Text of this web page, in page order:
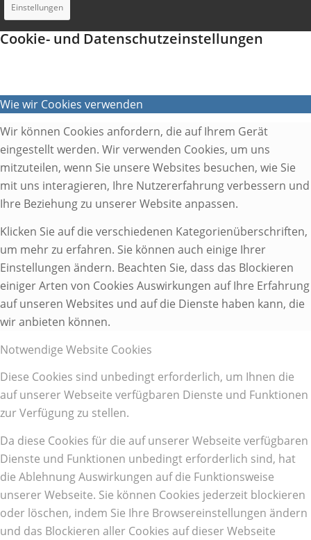
Einstellungen
Cookie- und Datenschutzeinstellungen
Wie wir Cookies verwenden
Wir können Cookies anfordern, die auf Ihrem Gerät
eingestellt werden. Wir verwenden Cookies, um uns
mitzuteilen, wenn Sie unsere Websites besuchen, wie Sie
mit uns interagieren, Ihre Nutzererfahrung verbessern und
Ihre Beziehung zu unserer Website anpassen.
Klicken Sie auf die verschiedenen Kategorienüberschriften,
um mehr zu erfahren. Sie können auch einige Ihrer
Einstellungen ändern. Beachten Sie, dass das Blockieren
einiger Arten von Cookies Auswirkungen auf Ihre Erfahrung
auf unseren Websites und auf die Dienste haben kann, die
wir anbieten können.
Notwendige Website Cookies
Diese Cookies sind unbedingt erforderlich, um Ihnen die
auf unserer Webseite verfügbaren Dienste und Funktionen
zur Verfügung zu stellen.
Da diese Cookies für die auf unserer Webseite verfügbaren
Dienste und Funktionen unbedingt erforderlich sind, hat
die Ablehnung Auswirkungen auf die Funktionsweise
unserer Webseite. Sie können Cookies jederzeit blockieren
oder löschen, indem Sie Ihre Browsereinstellungen ändern
und das Blockieren aller Cookies auf dieser Webseite